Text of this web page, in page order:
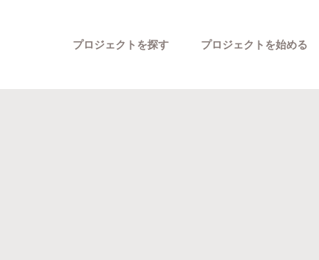
プロジェクトを探す プロジェクトを始める